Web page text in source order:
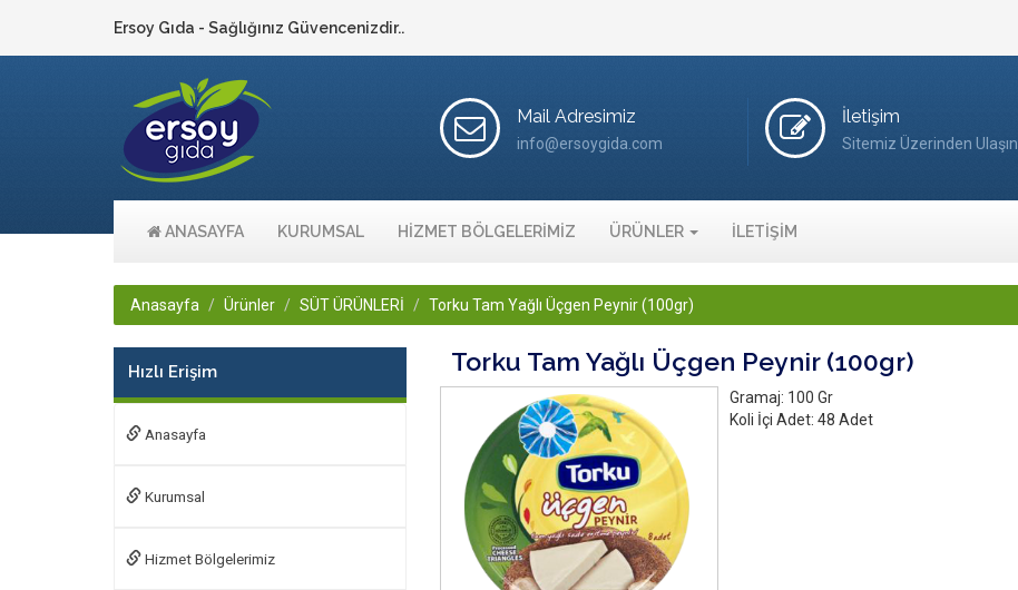
Ersoy Gıda - Sağlığınız Güvencenizdir..
Mail Adresimiz
info@ersoygida.com
İletişim
Sitemiz Üzerinden Ulaşın
ANASAYFA KURUMSAL HİZMET BÖLGELERİMİZ ÜRÜNLER İLETİŞİM
Anasayfa Ürünler SÜT ÜRÜNLERİ Torku Tam Yağlı Üçgen Peynir (100gr)
Torku Tam Yağlı Üçgen Peynir (100gr)
Gramaj: 100 Gr
Koli İçi Adet: 48 Adet
Hızlı Erişim
Anasayfa
Kurumsal
Hizmet Bölgelerimiz